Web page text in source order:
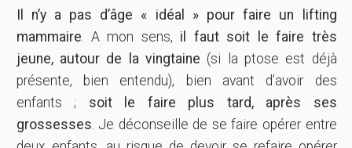
Il n’y a pas d’âge « idéal » pour faire un lifting
mammaire . A mon sens, il faut soit le faire très
jeune, autour de la vingtaine (si la ptose est déjà
présente, bien entendu), bien avant d’avoir des
enfants ; soit le faire plus tard, après ses
grossesses . Je déconseille de se faire opérer entre